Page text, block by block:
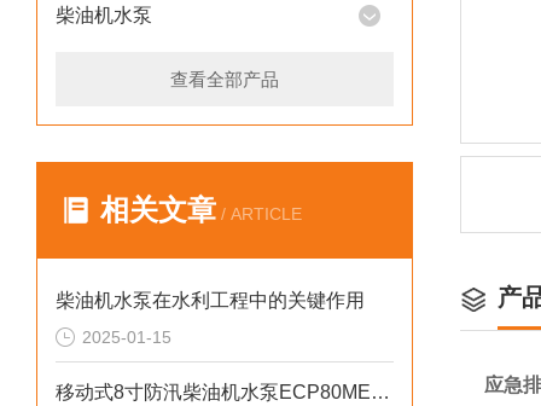
柴油机水泵
查看全部产品
相关文章 / ARTICLE
柴油机水泵在水利工程中的关键作用
2025-01-15
移动式8寸防汛柴油机水泵ECP80ME产品介绍
产
应急